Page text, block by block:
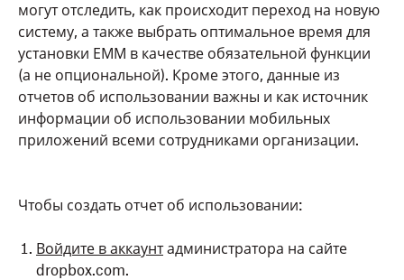
могут отследить, как происходит переход на новую
систему, а также выбрать оптимальное время для
установки ЕММ в качестве обязательной функции
(а не опциональной). Кроме этого, данные из
отчетов об использовании важны и как источник
информации об использовании мобильных
приложений всеми сотрудниками организации.
Чтобы создать отчет об использовании:
Войдите в аккаунтадминистратора на сайте
dropbox.com.